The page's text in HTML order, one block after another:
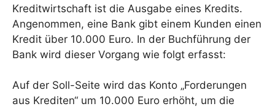
Kreditwirtschaft ist die Ausgabe eines Kredits.
Angenommen, eine Bank gibt einem Kunden einen
Kredit über 10.000 Euro. In der Buchführung der
Bank wird dieser Vorgang wie folgt erfasst:
Auf der Soll-Seite wird das Konto „Forderungen
aus Krediten“ um 10.000 Euro erhöht, um die